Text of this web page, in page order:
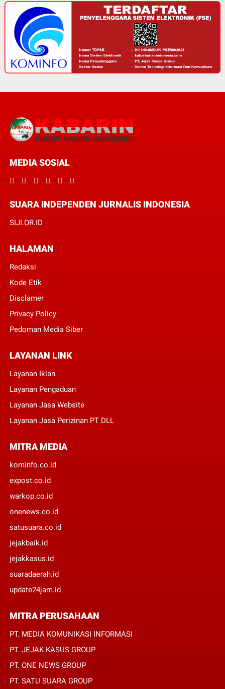
MEDIA SOSIAL
SUARA INDEPENDEN JURNALIS INDONESIA
SIJI.OR.ID
HALAMAN
Redaksi
Kode Etik
Disclamer
Privacy Policy
Pedoman Media Siber
LAYANAN LINK
Layanan Iklan
Layanan Pengaduan
Layanan Jasa Website
Layanan Jasa Perizinan PT DLL
MITRA MEDIA
kominfo.co.id
expost.co.id
warkop.co.id
onenews.co.id
satusuara.co.id
jejakbaik.id
jejakkasus.id
suaradaerah.id
update24jam.id
MITRA PERUSAHAAN
PT. MEDIA KOMUNIKASI INFORMASI
PT. JEJAK KASUS GROUP
PT. ONE NEWS GROUP
PT. SATU SUARA GROUP